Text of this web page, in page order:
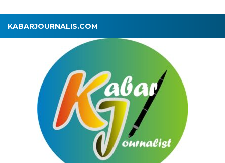
KABARJOURNALIS.COM